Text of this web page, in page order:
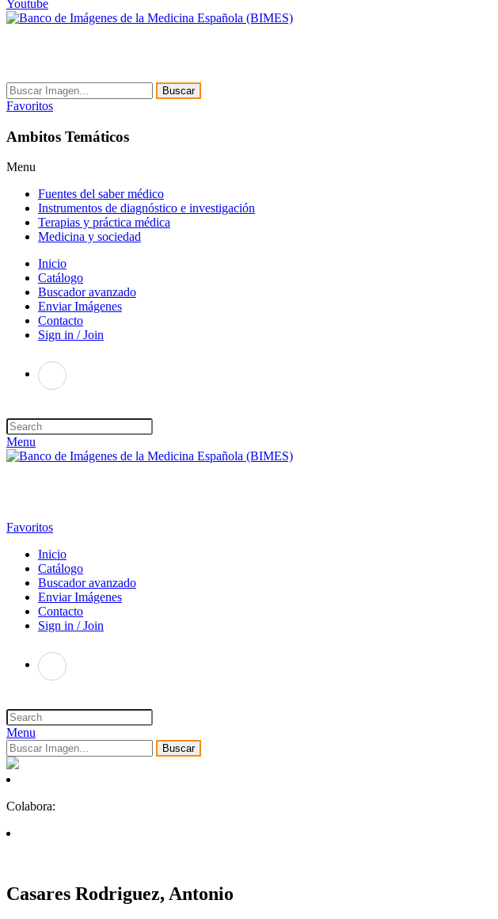
Youtube
Buscar
Favoritos
Ambitos Temáticos
Menu
Fuentes del saber médico
Instrumentos de diagnóstico e investigación
Terapias y práctica médica
Medicina y sociedad
Inicio
Catálogo
Buscador avanzado
Enviar Imágenes
Contacto
Sign in / Join
Menu
Favoritos
Inicio
Catálogo
Buscador avanzado
Enviar Imágenes
Contacto
Sign in / Join
Menu
Buscar
Colabora:
Casares Rodriguez, Antonio